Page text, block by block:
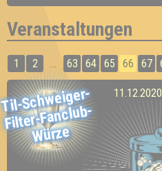
Veranstaltungen
1 2 ... 63 64 65 66 67
Til-Sch
weiger-
Filter-Fanclub-
Würze
11.12.2020